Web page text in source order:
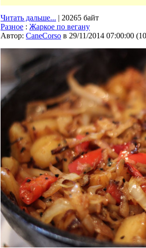
Читать дальше... | 20265 байт
Разное : Жаркое по вегану
Автор: CaneCorso в 29/11/2014 07:00:00 (